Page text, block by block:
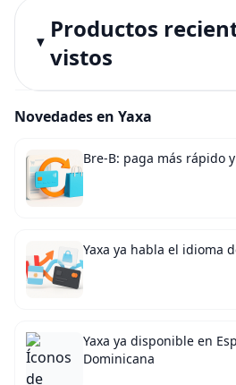
Productos
vistos
Novedades en Yaxa
Bre-B: paga más rápido
Yaxa ya habla el idioma
Yaxa ya disponible en
Dominicana